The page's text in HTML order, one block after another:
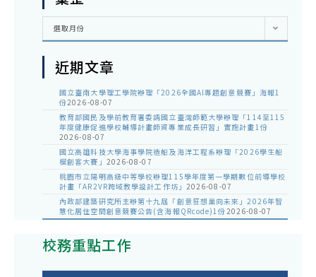
彙
選取月份
近期文章
國立臺南大學理工學院辦理「2026全國AI專題創意競賽」海報1
份2026-08-07
教育部國民及學前教育署委請國立臺灣師範大學辦理「114至115
年度健康促進學校輔導計畫師資專業成長研習」實施計畫1份
2026-08-07
國立高雄科技大學海事學院造船及海洋工程系辦理「2026學生船
模創客大賽」 2026-08-07
桃園市立陽明高級中等學校辦理115學年度第一學期數位前導學校
計畫「AR2VR跨域教學設計工作坊」 2026-08-07
內政部建築研究所主辦第十九屆「創意狂想巢向未來」2026年智
慧化居住空間創意競賽公告(含海報QRcode)1份2026-08-07
校務重點工作